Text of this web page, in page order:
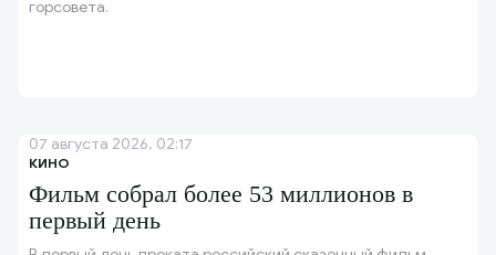
горсовета.
КИНО
Фильм собрал более 53 миллионов в
первый день
07 августа 2026, 02:17